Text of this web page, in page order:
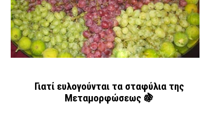
Γιατί ευλογούνται τα σταφύλια της
Μεταμορφώσεως 🍇